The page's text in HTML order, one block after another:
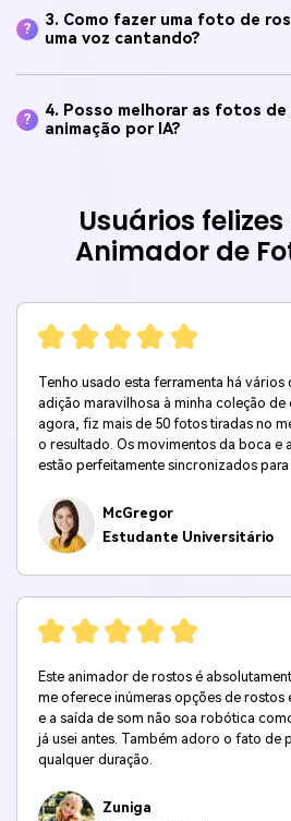
?
3. Como fazer uma foto de
uma voz cantando?
?
4. Posso melhorar as fotos
animação por IA?
Usuários
Animador de
Tenho usado esta ferramenta há vários
adição maravilhosa à minha coleção de
agora, fiz mais de 50 fotos tiradas no
o resultado. Os movimentos da boca e
estão perfeitamente sincronizados para
McGregor
Estudante Universitário
Este animador de rostos é
me oferece inúmeras opções de rostos
e a saída de som não soa robótica
já usei antes. Também adoro o fato de
qualquer duração.
Zuniga